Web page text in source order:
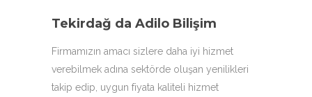
Tekirdağ da Adilo Bilişim
Firmamızın amacı sizlere daha iyi hizmet
verebilmek adına sektörde oluşan yenilikleri
takip edip, uygun fiyata kaliteli hizmet